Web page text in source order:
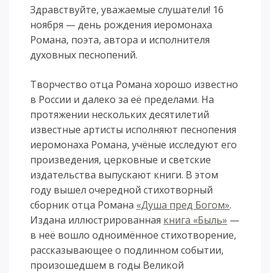
Здравствуйте, уважаемые слушатели! 16
ноября — день рождения иеромонаха
Романа, поэта, автора и исполнителя
духовных песнопений.
Творчество отца Романа хорошо известно
в России и далеко за её пределами. На
протяжении нескольких десятилетий
известные артисты исполняют песнопения
иеромонаха Романа, учёные исследуют его
произведения, церковные и светские
издательства выпускают книги. В этом
году вышел очередной стихотворный
сборник отца Романа «Душа пред Богом».
Издана иллюстрированная книга «Быль» —
в неё вошло одноимённое стихотворение,
рассказывающее о подлинном событии,
произошедшем в годы Великой